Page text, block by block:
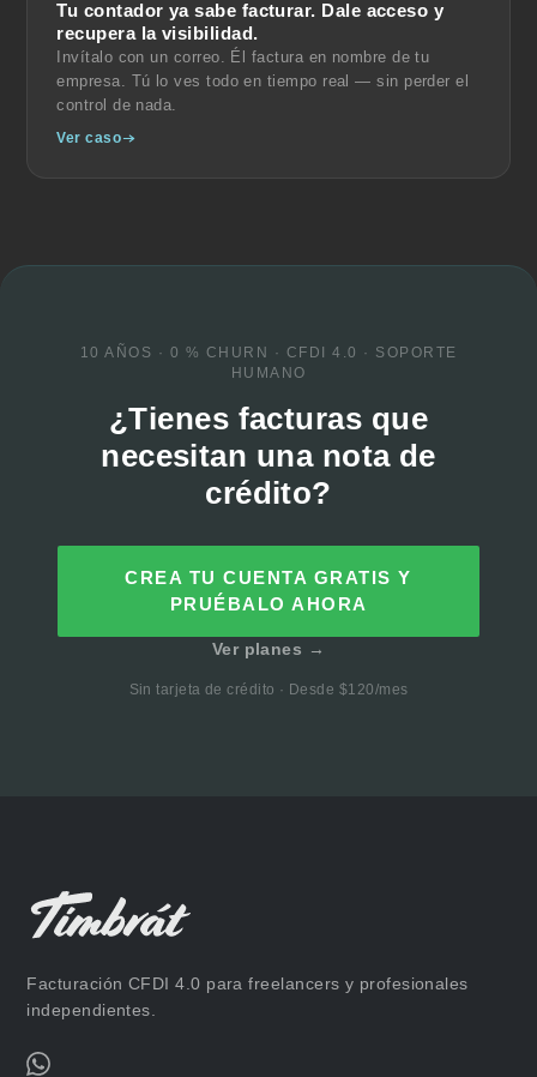
Tu contador ya sabe facturar. Dale acceso y
recupera la visibilidad.
Invítalo con un correo. Él factura en nombre de tu
empresa. Tú lo ves todo en tiempo real — sin perder el
control de nada.
Ver caso
10 AÑOS · 0 % CHURN · CFDI 4.0 · SOPORTE
HUMANO
¿Tienes facturas que
necesitan una nota de
crédito?
CREA TU CUENTA GRATIS Y
PRUÉBALO AHORA
Ver planes →
Sin tarjeta de crédito · Desde $120/mes
Facturación CFDI 4.0 para freelancers y profesionales
independientes.